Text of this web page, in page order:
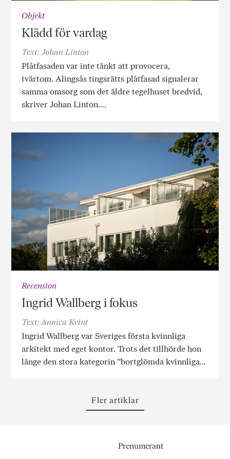
Objekt
Klädd för vardag
Text: Johan Linton
Plåtfasaden var inte tänkt att provocera,
tvärtom. Alingsås tingsrätts plåtfasad signalerar
samma omsorg som det äldre tegelhuset bredvid,
skriver Johan Linton….
Recension
Ingrid Wallberg i fokus
Text: Annica Kvint
Ingrid Wallberg var Sveriges första kvinnliga
arkitekt med eget kontor. Trots det tillhörde hon
länge den stora kategorin ”bortglömda kvinnliga…
Fler artiklar
Prenumerant